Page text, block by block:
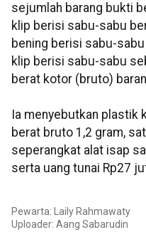
sejumlah barang bukti
klip berisi sabu-sabu
bening berisi sabu-
klip berisi sabu-sabu
berat kotor (bruto)
Ia menyebutkan
berat bruto 1,2 gram,
seperangkat alat isap
serta uang tunai Rp27
Pewarta: Laily Rahmawaty
Uploader: Aang Sabarudin